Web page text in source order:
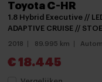
Airco met
Armsteun
Armsteun voor
Bestuurdersstoel
Toyota C-HR
1.8 Hybrid Executive //
ADAPTIVE CRUISE //
2018 89.995 km
€ 18.445